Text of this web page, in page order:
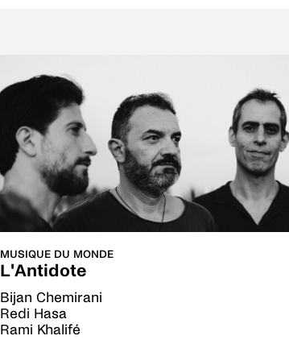
MUSIQUE DU MONDE
L'Antidote
Bijan Chemirani
Redi Hasa
Rami Khalifé